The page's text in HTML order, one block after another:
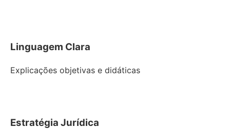
Linguagem Clara
Explicações objetivas e didáticas
Estratégia Jurídica